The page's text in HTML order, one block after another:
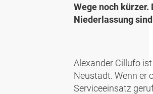
Wege noch kürzer.
Niederlassung
Alexander Cillufo
Neustadt. Wenn er
Serviceeinsatz